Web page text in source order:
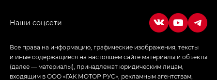
Все права на информацию, графические изображения, тексты
и иные содержащиеся на настоящем сайте материалы и объекты
(далее — материалы), принадлежат юридическим лицам,
входящим в ООО «ГАК МОТОР РУС», рекламным агентствам,